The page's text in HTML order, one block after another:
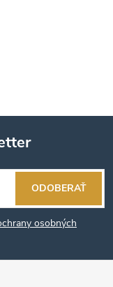
osobných
ODOBERAŤ